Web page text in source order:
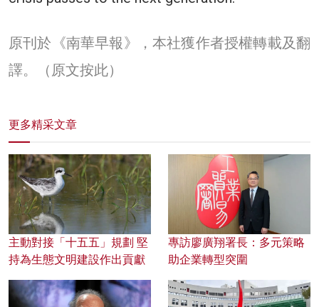
原刊於《南華早報》，本社獲作者授權轉載及翻
譯。
（原文按此）
更多精采文章
主動對接「十五五」規劃 堅
持為生態文明建設作出貢獻
專訪廖廣翔署長：多元策略
助企業轉型突圍